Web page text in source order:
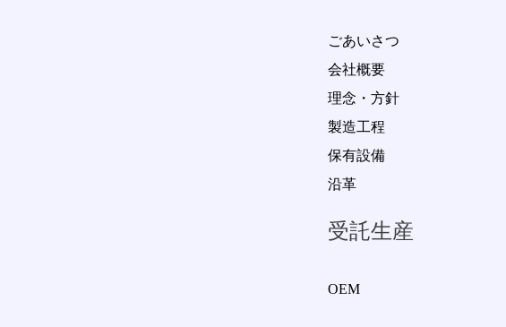
ごあいさつ
会社概要
理念・方針
製造工程
保有設備
沿革
受託生産
OEM